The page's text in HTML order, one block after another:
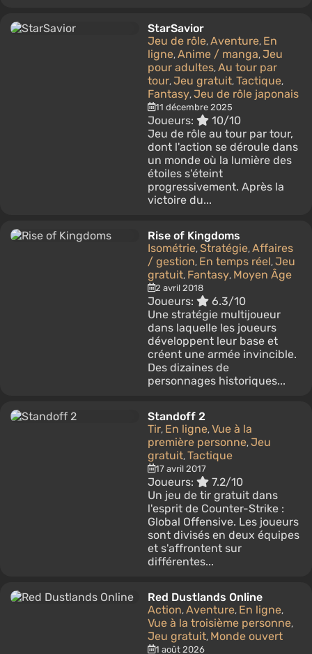
StarSavior
Jeu de rôle, Aventure, En
ligne, Anime / manga, Jeu
pour adultes, Au tour par
tour, Jeu gratuit, Tactique,
Fantasy, Jeu de rôle japonais
11 décembre 2025
Joueurs:
10/10
Jeu de rôle au tour par tour,
dont l'action se déroule dans
un monde où la lumière des
étoiles s'éteint
progressivement. Après la
victoire du...
Rise of Kingdoms
Isométrie, Stratégie, Affaires
/ gestion, En temps réel, Jeu
gratuit, Fantasy, Moyen Âge
2 avril 2018
Joueurs:
6.3/10
Une stratégie multijoueur
dans laquelle les joueurs
développent leur base et
créent une armée invincible.
Des dizaines de
personnages historiques...
Standoff 2
Tir, En ligne, Vue à la
première personne, Jeu
gratuit, Tactique
17 avril 2017
Joueurs:
7.2/10
Un jeu de tir gratuit dans
l'esprit de Counter-Strike :
Global Offensive. Les joueurs
sont divisés en deux équipes
et s'affrontent sur
différentes...
Red Dustlands Online
Action, Aventure, En ligne,
Vue à la troisième personne,
Jeu gratuit, Monde ouvert
1 août 2026